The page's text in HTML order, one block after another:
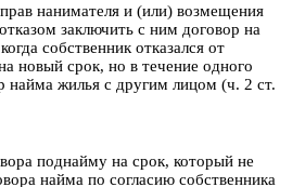
нанимателя и (или) возмещения
заключить с ним договор на
собственник отказался от
новый срок, но в течение одного
найма жилья с другим лицом (ч. 2 ст.
поднайму на срок, который не
найма по согласию собственника